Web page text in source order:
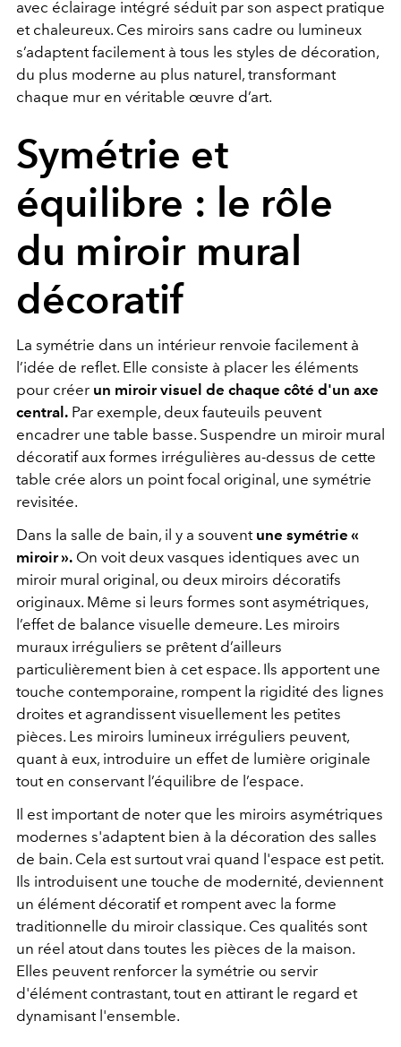
avec éclairage intégré séduit par son aspect pratique
et chaleureux. Ces miroirs sans cadre ou lumineux
s’adaptent facilement à tous les styles de décoration,
du plus moderne au plus naturel, transformant
chaque mur en véritable œuvre d’art.
Symétrie et
équilibre : le rôle
du miroir mural
décoratif
La symétrie dans un intérieur renvoie facilement à
l’idée de reflet. Elle consiste à placer les éléments
pour créer un miroir visuel de chaque côté d'un axe
central. Par exemple, deux fauteuils peuvent
encadrer une table basse. Suspendre un miroir mural
décoratif aux formes irrégulières au-dessus de cette
table crée alors un point focal original, une symétrie
revisitée.
Dans la salle de bain, il y a souvent une symétrie «
miroir ». On voit deux vasques identiques avec un
miroir mural original, ou deux miroirs décoratifs
originaux. Même si leurs formes sont asymétriques,
l’effet de balance visuelle demeure. Les miroirs
muraux irréguliers se prêtent d’ailleurs
particulièrement bien à cet espace. Ils apportent une
touche contemporaine, rompent la rigidité des lignes
droites et agrandissent visuellement les petites
pièces. Les miroirs lumineux irréguliers peuvent,
quant à eux, introduire un effet de lumière originale
tout en conservant l’équilibre de l’espace.
Il est important de noter que les miroirs asymétriques
modernes s'adaptent bien à la décoration des salles
de bain. Cela est surtout vrai quand l'espace est petit.
Ils introduisent une touche de modernité, deviennent
un élément décoratif et rompent avec la forme
traditionnelle du miroir classique. Ces qualités sont
un réel atout dans toutes les pièces de la maison.
Elles peuvent renforcer la symétrie ou servir
d'élément contrastant, tout en attirant le regard et
dynamisant l'ensemble.